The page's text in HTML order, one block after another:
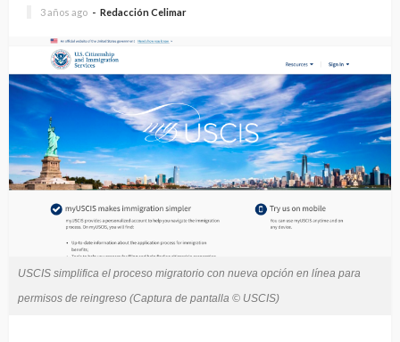
3 años ago Redacción Celimar
USCIS simplifica el proceso migratorio con nueva opción en línea para
permisos de reingreso (Captura de pantalla © USCIS)